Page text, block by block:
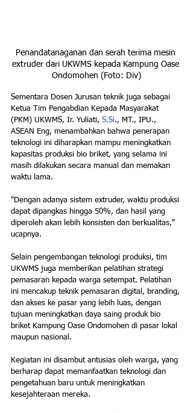
Penandatanaganan dan serah terima mesin
extruder dari UKWMS kepada Kampung Oase
Ondomohen (Foto: Div)
Sementara Dosen Jurusan teknik juga sebagai
Ketua Tim Pengabdian Kepada Masyarakat
(PKM) UKWMS, Ir. Yuliati, S.Si., MT., IPU.,
ASEAN Eng, menambahkan bahwa penerapan
teknologi ini diharapkan mampu meningkatkan
kapasitas produksi bio briket, yang selama ini
masih dilakukan secara manual dan memakan
waktu lama.
"Dengan adanya sistem extruder, waktu produksi
dapat dipangkas hingga 50%, dan hasil yang
diperoleh akan lebih konsisten dan berkualitas,"
ucapnya.
Selain pengembangan teknologi produksi, tim
UKWMS juga memberikan pelatihan strategi
pemasaran kepada warga setempat. Pelatihan
ini mencakup teknik pemasaran digital, branding,
dan akses ke pasar yang lebih luas, dengan
tujuan meningkatkan daya saing produk bio
briket Kampung Oase Ondomohen di pasar lokal
maupun nasional.
Kegiatan ini disambut antusias oleh warga, yang
berharap dapat memanfaatkan teknologi dan
pengetahuan baru untuk meningkatkan
kesejahteraan mereka.